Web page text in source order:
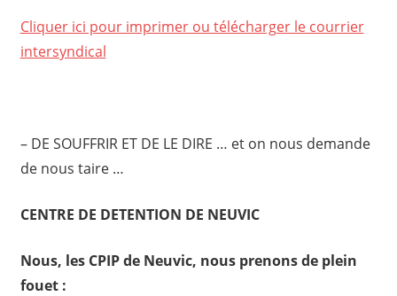
Cliquer ici pour imprimer ou télécharger le courrier
intersyndical
– DE SOUFFRIR ET DE LE DIRE … et on nous demande
de nous taire …
CENTRE DE DETENTION DE NEUVIC
Nous, les CPIP de Neuvic, nous prenons de plein
fouet :